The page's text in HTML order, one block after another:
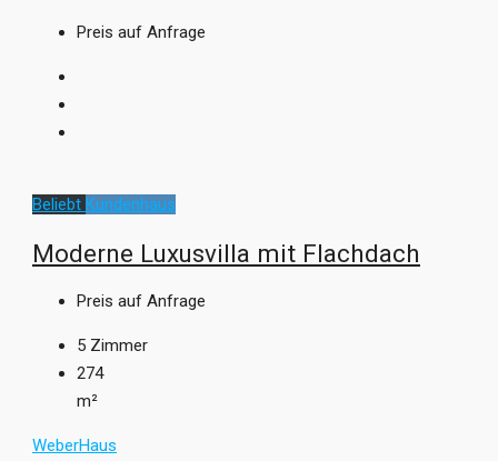
Preis auf Anfrage
Beliebt Kundenhaus
Moderne Luxusvilla mit Flachdach
Preis auf Anfrage
5 Zimmer
274
m²
WeberHaus